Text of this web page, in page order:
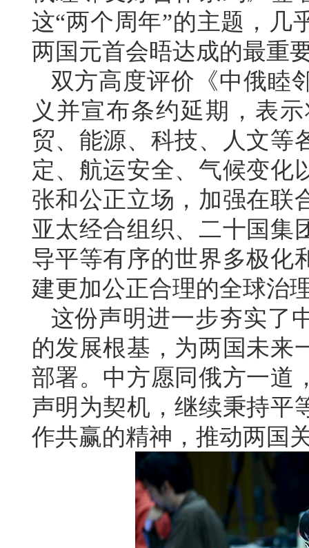
这“两个周年”的主题，几
两国元首会晤达成的最重
双方高度评价《中俄睦
义并宣布条约延期，表
贸、能源、科技、人文等
定、航运安全、气候变化
张和公正立场，加强在联
亚太经合组织、二十国集
导平等有序的世界多极化
建更加公正合理的全球治
这份声明进一步夯实了
的发展根基，为两国未来
部署。中方愿同俄方一道
声明为契机，继续秉持平
作共赢的精神，推动两国